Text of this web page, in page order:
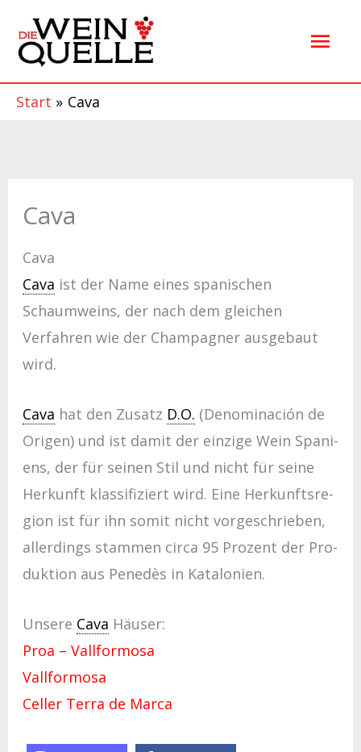
Inhalt
springen
Start Cava
Cava
Cava
Cava ist der Name eines spanischen
Schaumweins, der nach dem gleichen
Verfahren wie der Champagner ausgebaut
wird.
Cava hat den Zusatz D.O. (Deno­mi­nación de
Ori­gen) und ist damit der ein­zi­ge Wein Spa­ni­
ens, der für sei­nen Stil und nicht für sei­ne
Her­kunft klas­si­fi­ziert wird. Eine Her­kunfts­re­
gi­on ist für ihn somit nicht vor­ge­schrie­ben,
aller­dings stam­men circa 95 Prozent der Pro­
duk­ti­on aus Pene­dès in Kata­lo­ni­en.
Unsere Cava Häuser:
Proa – Vallformosa
Vallformosa
Celler Terra de Marca